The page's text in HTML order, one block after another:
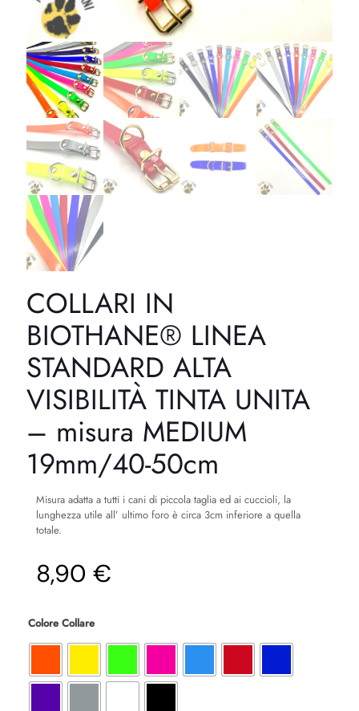
COLLARI IN
BIOTHANE® LINEA
STANDARD ALTA
VISIBILITÀ TINTA UNITA
– misura MEDIUM
19mm/40-50cm
Misura adatta a tutti i cani di piccola taglia ed ai cuccioli, la
lunghezza utile all’ ultimo foro è circa 3cm inferiore a quella
totale.
8,90 €
Colore Collare